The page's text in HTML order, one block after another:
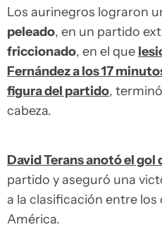
Los aurinegros lograron
peleado, en un partido
friccionado, en el que
Fernández a los 17
figura del partido,
cabeza.
David Terans anotó el
partido y aseguró una
a la clasificación entre
América.